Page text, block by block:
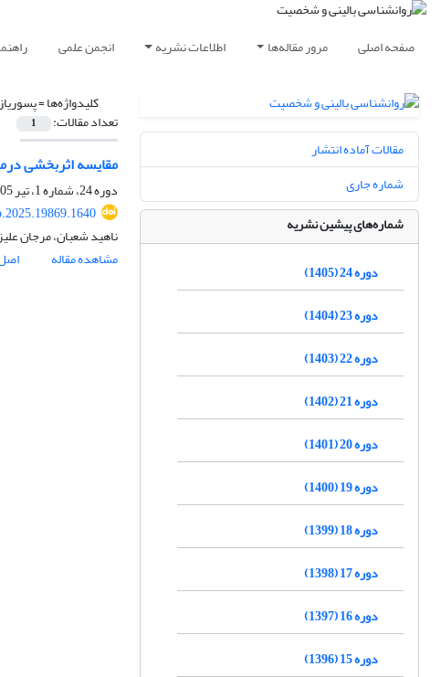
صفحه اصلی مرور مقاله‌ها اطلاعات نشریه انجمن علمی
کلیدواژه‌ها =
تعداد مقالات: 1
مقایسه اثربخشی
دوره 24، شماره 1، تیر 1405، صفحه
ناهید شعبان، مرجان
مشاهده مقاله
مقالات آماده انتشار
شماره جاری
شماره‌های پیشین نشریه
دوره 24 (1405)
دوره 23 (1404)
دوره 22 (1403)
دوره 21 (1402)
دوره 20 (1401)
دوره 19 (1400)
دوره 18 (1399)
دوره 17 (1398)
دوره 16 (1397)
دوره 15 (1396)